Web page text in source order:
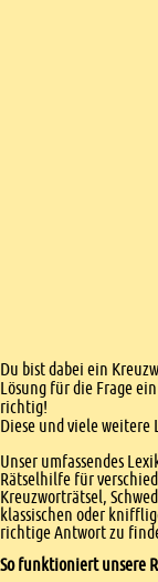
Einleitung
Du bist dabei ein
Lösung für die Frage
richtig!
Diese und viele weitere
Unser umfassendes
Rätselhilfe für
Kreuzworträtsel,
klassischen oder
richtige Antwort zu
So funktioniert unsere